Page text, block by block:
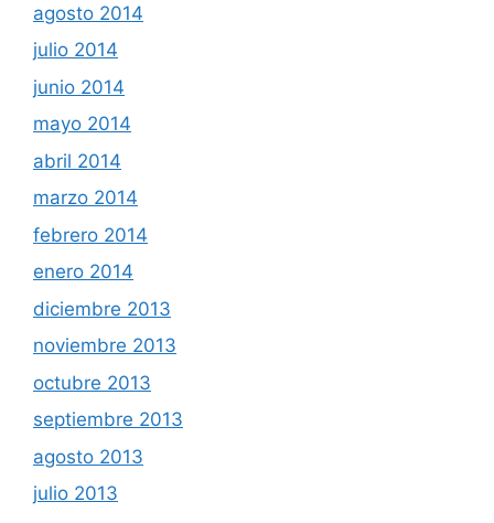
agosto 2014
julio 2014
junio 2014
mayo 2014
abril 2014
marzo 2014
febrero 2014
enero 2014
diciembre 2013
noviembre 2013
octubre 2013
septiembre 2013
agosto 2013
julio 2013